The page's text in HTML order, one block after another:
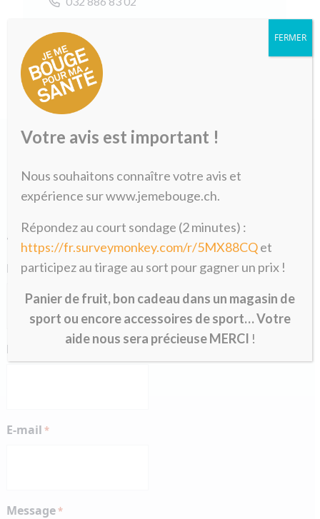
Formulaire de pré-inscription
«
» indique les champs nécessaires
Nom *
Prénom
E-mail *
Message*
Votre avis est important !
Nous souhaitons connaître votre avis et
expérience sur www.jemebouge.ch.
Répondez au court sondage (2 minutes) :
https://fr.surveymonkey.com/r/5MX88CQet
participez au tirage au sort pour gagner un prix !
Panier de fruit, bon cadeau dans un magasin de
sport ou encore accessoires de sport… Votre
aide nous sera précieuse MERCI !
FERMER